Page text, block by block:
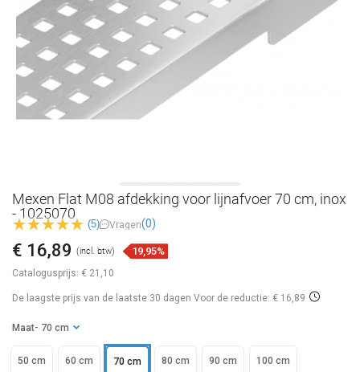
Mexen Flat M08 afdekking voor lijnafvoer 70 cm, inox
- 1025070
(5) Vragen(0)
Catalogusprijs: € 21,10
€ 16,89 (incl. btw) 19,95%
De laagste prijs van de laatste 30 dagen Voor de reductie: € 16,89
Maat - 70 cm
50 cm 60 cm 70 cm 80 cm 90 cm 100 cm